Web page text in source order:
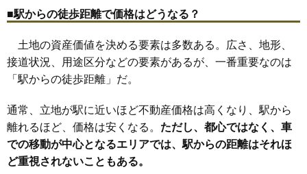
30 玉井南 22万円
31 久下 21万円 1,526万円 14.9%
32 石原 21万円 1,335万円 8.2%
33 赤城町
35 高柳 20万円 1,079万円 8.0%
36 新堀 1,300万円
37 瀬南
■駅からの徒歩距離で価格はどうなる？
土地の資産価値を決める要素は多数ある。広さ、地形、
接道状況、用途区分などの要素があるが、一番重要なのは
「駅からの徒歩距離」だ。
通常、立地が駅に近いほど不動産価格は高くなり、駅から
離れるほど、価格は安くなる。 ただし、都心ではなく、車
での移動が中心となるエリアでは、駅からの距離はそれほ
ど重視されないこともある。